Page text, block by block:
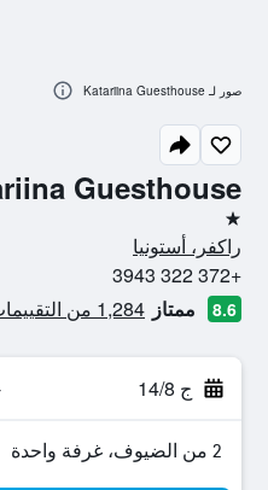
Guesthouse
نجمة واحدة
راكفر، أستونيا
+372 322 3943
8.6 ممتاز 1,284 من التقييمات تم التحقق منها
ج 14/8
2 من الضيوف، غرفة واحدة
صور لـ Katariina Guesthouse